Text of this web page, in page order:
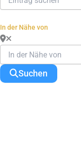
In der Nähe von
Suchen